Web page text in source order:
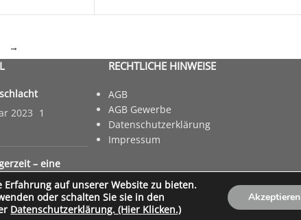
→
2023 1
– eine
ihre Schrecken
2023 1 Comment
RECHTLICHE HINWEISE
AGB
AGB Gewerbe
Datenschutzerklärung
Impressum
auf unserer Website zu bieten.
oder schalten Sie sie in den
Datenschutzerklärung. (Hier Klicken.)
Akzeptieren